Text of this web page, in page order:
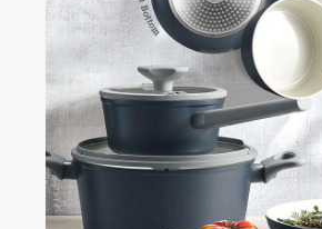
¿Qué material es bueno para
antiadherentes?
Ver más >>